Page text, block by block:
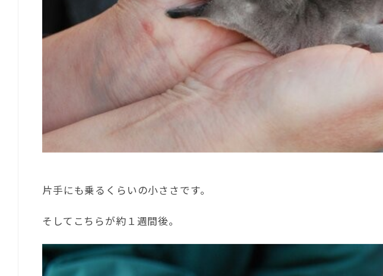
片手にも乗るくらいの小ささです。
そしてこちらが約１週間後。